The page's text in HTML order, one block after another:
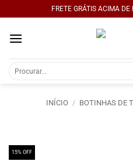
to
content
FRETE GRÁTIS ACIMA
Pesquisar
INÍCIO / BOTINHAS DE
15% OFF